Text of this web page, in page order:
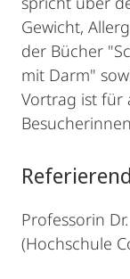
Gewicht,
der Bücher
mit Darm"
Vortrag ist für
Professorin
(Hochschule